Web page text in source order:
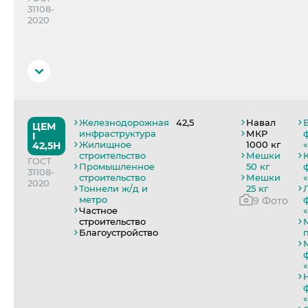
Для железобетонных конструкций и изделий, сухих
специальных.
31108-
2020
Область применения
Для железобетонных конструкций и изделий, сухих
специальных.
Преимущества
Высокая совместимость с химическими модификаторами.
Повышенные ранние прочности.
ЦЕМ
I
42,5Н
ГОСТ
31108-
2020
Железнодорожная
инфраструктура
Жилищное
строительство
Промышленное
строительство
Тоннели ж/д и
метро
Частное
строительство
Благоустройство
42,5
Навал
МКР
1000 кг
Мешки
50 кг
Мешки
25 кг
9 Фото